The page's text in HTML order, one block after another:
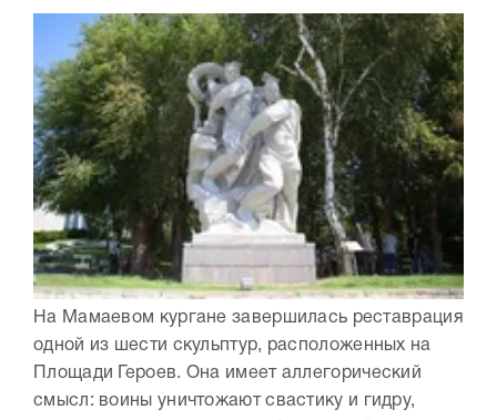
На Мамаевом кургане завершилась реставрация
одной из шести скульптур, расположенных на
Площади Героев. Она имеет аллегорический
смысл: воины уничтожают свастику и гидру,